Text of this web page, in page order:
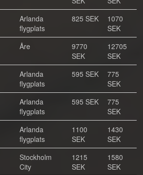
Arlanda
flygplats
825 SEK
1070
SEK
Åre
9770
SEK
12705
SEK
Arlanda
flygplats
595 SEK
775
SEK
Arlanda
flygplats
595 SEK
775
SEK
Arlanda
flygplats
1100
SEK
1430
SEK
Stockholm
City
1215
SEK
1580
SEK